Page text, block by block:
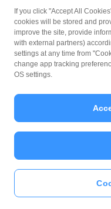
返金の有無にかか
かってのみ減額さ
が上限に到達して
も、当該上限到達
て本キャンペーン
ることはありません
たします。ただし
都合等により付与
PayPayアプリ
ード＞＞
勧誘方針
マネロン等基本方針
カスタマーハラスメントに関する
©
If you click "Accept All
cookies will be stored and
improve the site, provide
with external partners)
settings at any time from
change app tracking
OS settings.